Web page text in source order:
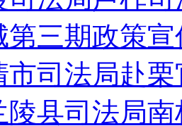
第三期政策
市司法局赴
陵县司法局